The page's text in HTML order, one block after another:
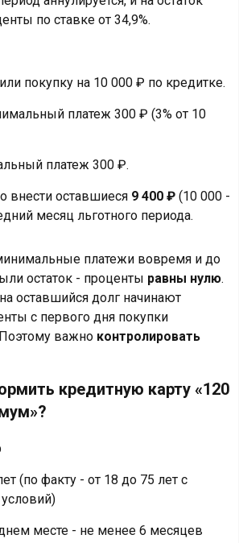
по ставке от 34,9%.
покупку на 10 000 ₽ по кредитке.
платеж 300 ₽ (3% от 10
платеж 300 ₽.
внести оставшиеся 9 400 ₽ (10 000 -
месяц льготного периода.
платежи вовремя и до
остаток - проценты равны нулю.
оставшийся долг начинают
с первого дня покупки
важно контролировать
кредитную карту «120
(по факту - от 18 до 75 лет с
месте - не менее 6 месяцев